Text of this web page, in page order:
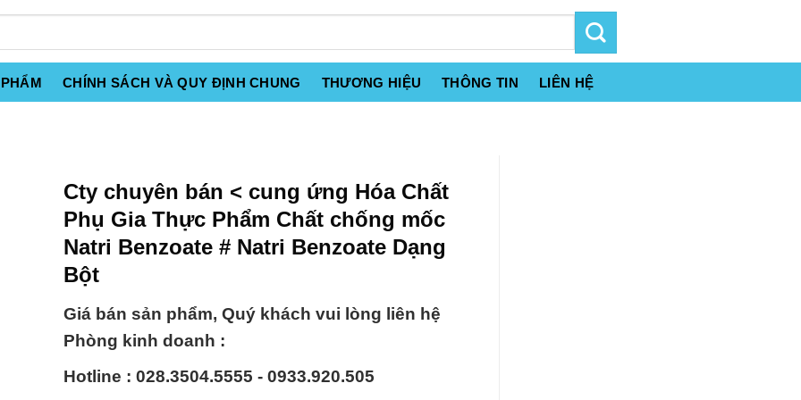
CHÍNH SÁCH VÀ QUY ĐỊNH CHUNG THƯƠNG HIỆU THÔNG TIN LIÊN HỆ
Cty chuyên bán < cung ứng Hóa Chất
Phụ Gia Thực Phẩm Chất chống mốc
Natri Benzoate # Natri Benzoate Dạng
Bột
Giá bán sản phẩm, Quý khách vui lòng liên hệ
Phòng kinh doanh :
Hotline : 028.3504.5555 - 0933.920.505